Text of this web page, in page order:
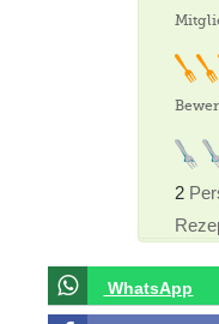
2
WhatsApp